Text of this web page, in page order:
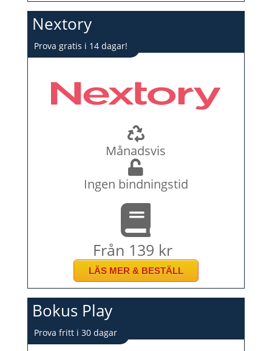
Nextory
Prova gratis i 14 dagar!
Månadsvis
Ingen bindningstid
Från 139 kr
LÄS MER & BESTÄLL
Bokus Play
Prova fritt i 30 dagar